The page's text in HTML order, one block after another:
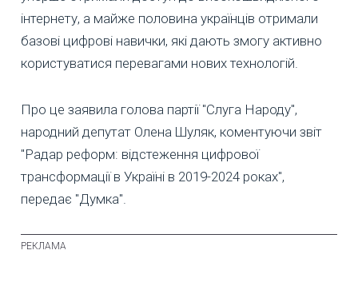
інтернету, а майже половина українців отримали
базові цифрові навички, які дають змогу активно
користуватися перевагами нових технологій.
Про це заявила голова партії "Слуга Народу",
народний депутат Олена Шуляк, коментуючи звіт
"Радар реформ: відстеження цифрової
трансформації в Україні в 2019-2024 роках",
передає "Думка".